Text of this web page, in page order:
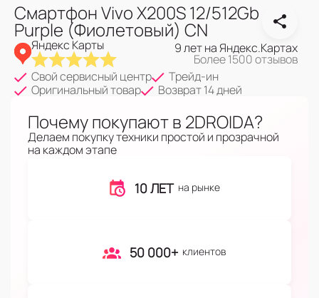
Смартфон Vivo X200S 12/512Gb
Purple (Фиолетовый) CN
Яндекс Карты 9 лет на Яндекс.Картах
Более 1500 отзывов
Свой сервисный центр
Трейд-ин
Оригинальный товар
Возврат 14 дней
Почему покупают в 2DROIDA?
Делаем покупку техники простой и прозрачной
на каждом этапе
10 ЛЕТ на рынке
50 000+ клиентов